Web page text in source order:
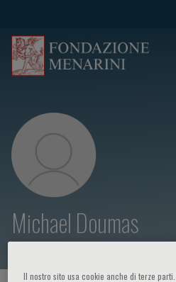
Michael Doumas
Il nostro sito usa cookie anche di terze